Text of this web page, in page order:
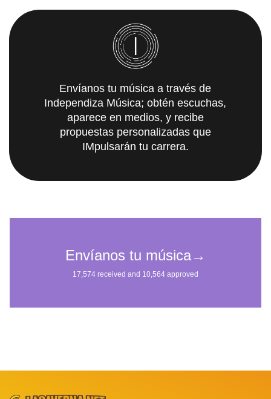
Envíanos tu música a través de
Independiza Música; obtén escuchas,
aparece en medios, y recibe
propuestas personalizadas que
IMpulsarán tu carrera.